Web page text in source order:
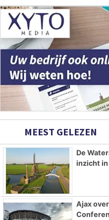
MEEST GELEZEN
De
inzicht
Ajax